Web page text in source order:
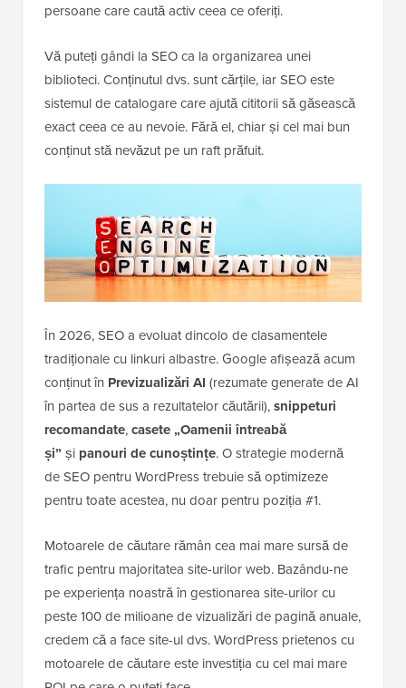
persoane care caută activ ceea ce oferiți.
Vă puteți gândi la SEO ca la organizarea unei
biblioteci. Conținutul dvs. sunt cărțile, iar SEO este
sistemul de catalogare care ajută cititorii să găsească
exact ceea ce au nevoie. Fără el, chiar și cel mai bun
conținut stă nevăzut pe un raft prăfuit.
În 2026, SEO a evoluat dincolo de clasamentele
tradiționale cu linkuri albastre. Google afișează acum
conținut în Previzualizări AI (rezumate generate de AI
în partea de sus a rezultatelor căutării),snippeturi
recomandate,casete „Oamenii întreabă
și”și panouri de cunoștințe. O strategie modernă
de SEO pentru WordPress trebuie să optimizeze
pentru toate acestea, nu doar pentru poziția #1.
Motoarele de căutare rămân cea mai mare sursă de
trafic pentru majoritatea site-urilor web. Bazându-ne
pe experiența noastră în gestionarea site-urilor cu
peste 100 de milioane de vizualizări de pagină anuale,
credem că a face site-ul dvs. WordPress prietenos cu
motoarele de căutare este investiția cu cel mai mare